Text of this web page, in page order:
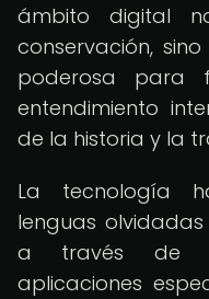
ámbito digital
conservación,
poderosa para
entendimiento
de la historia y la
La tecnología
lenguas
a través de
aplicaciones